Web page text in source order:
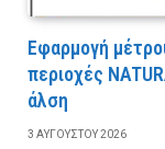
Εφαρμογή
περιοχές
άλση
3 ΑΥΓΟΎΣΤΟΥ 2026